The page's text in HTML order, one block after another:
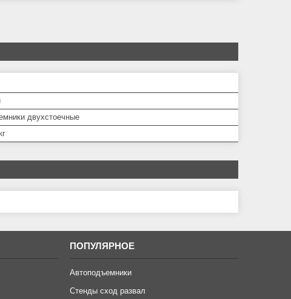
двухстоечные
ПОПУЛЯРНОЕ
Автоподъемники
Стенды сход развал